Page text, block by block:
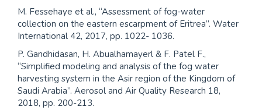
M. Fessehaye et al., “Assessment of fog-water
collection on the eastern escarpment of Eritrea”. Water
International 42, 2017, pp. 1022- 1036.
P. Gandhidasan, H. Abualhamayerl & F. Patel F.,
“Simplified modeling and analysis of the fog water
harvesting system in the Asir region of the Kingdom of
Saudi Arabia”. Aerosol and Air Quality Research 18,
2018, pp. 200-213.